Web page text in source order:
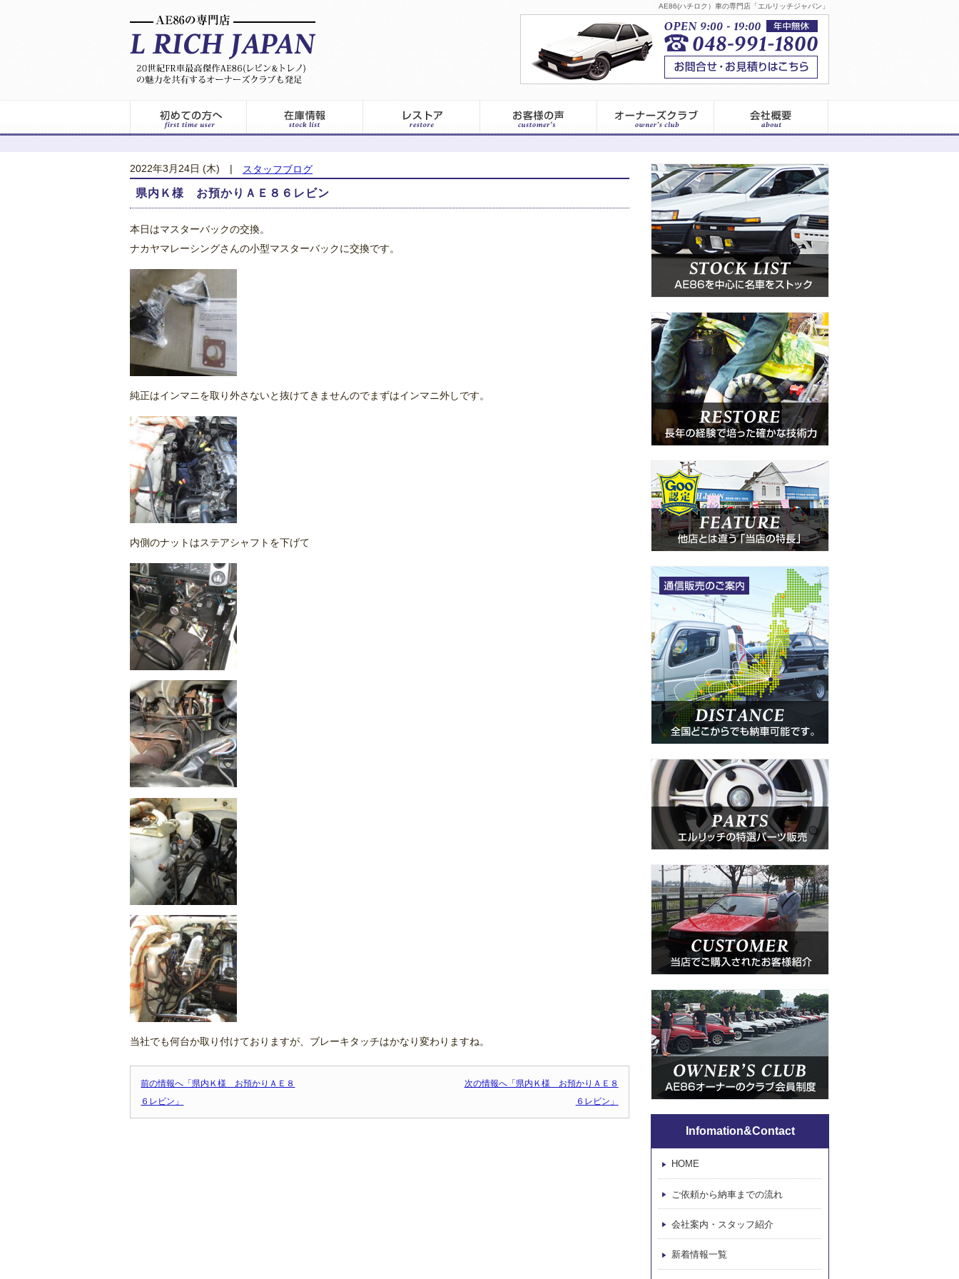
AE86(ハチロク）車の専門店「エルリッチジャパン」
2022年3月24日 (木) スタッフブログ
県内Ｋ様 お預かりＡＥ８６レビン
本日はマスターバックの交換。
ナカヤマレーシングさんの小型マスターバックに交換です。
純正はインマニを取り外さないと抜けてきませんのでまずはインマニ外しです。
内側のナットはステアシャフトを下げて
当社でも何台か取り付けておりますが、ブレーキタッチはかなり変わりますね。
前の情報へ「県内Ｋ様 お預かりＡＥ８
６レビン」
次の情報へ「県内Ｋ様 お預かりＡＥ８
６レビン」
Infomation&Contact
HOME
ご依頼から納車までの流れ
会社案内・スタッフ紹介
新着情報一覧